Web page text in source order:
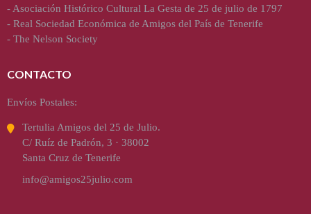
-Asociación Histórico Cultural La Gesta de 25 de julio de 1797
- Real Sociedad Económica de Amigos del País de Tenerife
- The Nelson Society
CONTACTO
Envíos Postales:
Tertulia Amigos del 25 de Julio.
C/ Ruíz de Padrón, 3 · 38002
Santa Cruz de Tenerife
info@amigos25julio.com